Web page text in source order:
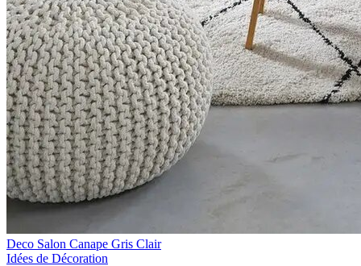
Deco Salon Canape Gris Clair
Idées de Décoration